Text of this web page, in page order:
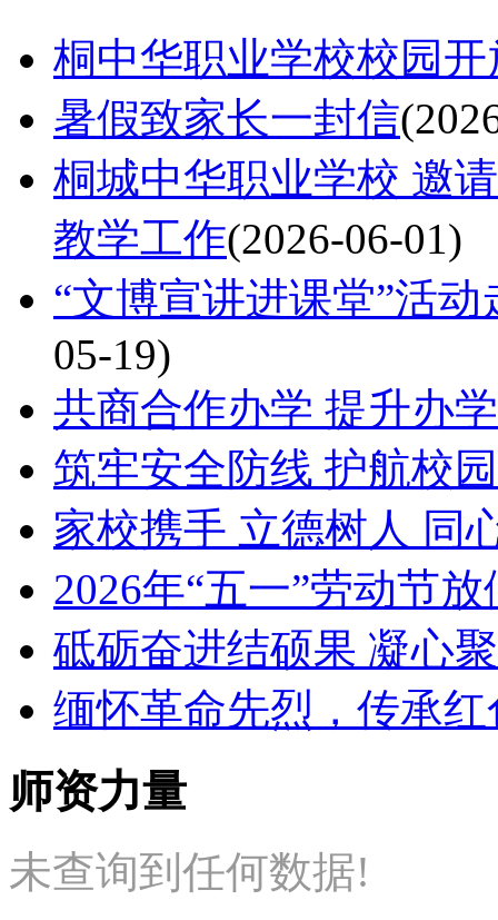
桐中华职业学校校园开
暑假致家长一封信
桐城中华职业学校 邀
教学工作(2026-06-01)
“文博宣讲进课堂”活
05-19)
共商合作办学 提升办
筑牢安全防线 护航校
家校携手 立德树人 同
2026年“五一”劳动节
砥砺奋进结硕果 凝心
缅怀革命先烈，传承
师资力量
未查询到任何数据!